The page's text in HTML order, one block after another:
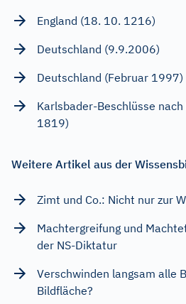
England (18. 10. 1216)
Deutschland (9.9.2006)
Deutschland (Februar 1997)
Karlsbader-Beschlüsse
1819)
Weitere Artikel aus der
Zimt und Co.: Nicht nur zur
Machtergreifung und
der NS-Diktatur
Verschwinden langsam alle
Bildfläche?